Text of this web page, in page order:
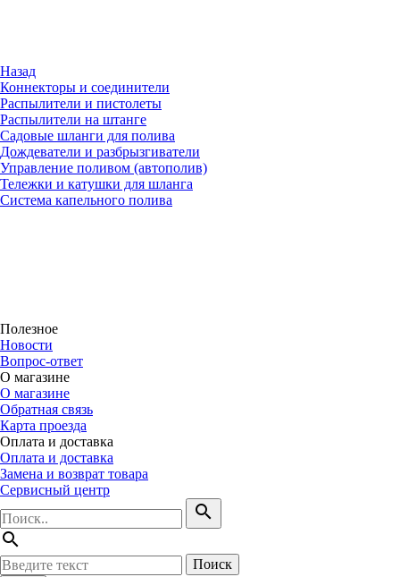
Назад
Коннекторы и соединители
Распылители и пистолеты
Распылители на штанге
Садовые шланги для полива
Дождеватели и разбрызгиватели
Управление поливом (автополив)
Тележки и катушки для шланга
Система капельного полива
Полезное
Новости
Вопрос-ответ
О магазине
О магазине
Обратная связь
Карта проезда
Оплата и доставка
Оплата и доставка
Замена и возврат товара
Сервисный центр
search
search
Поиск